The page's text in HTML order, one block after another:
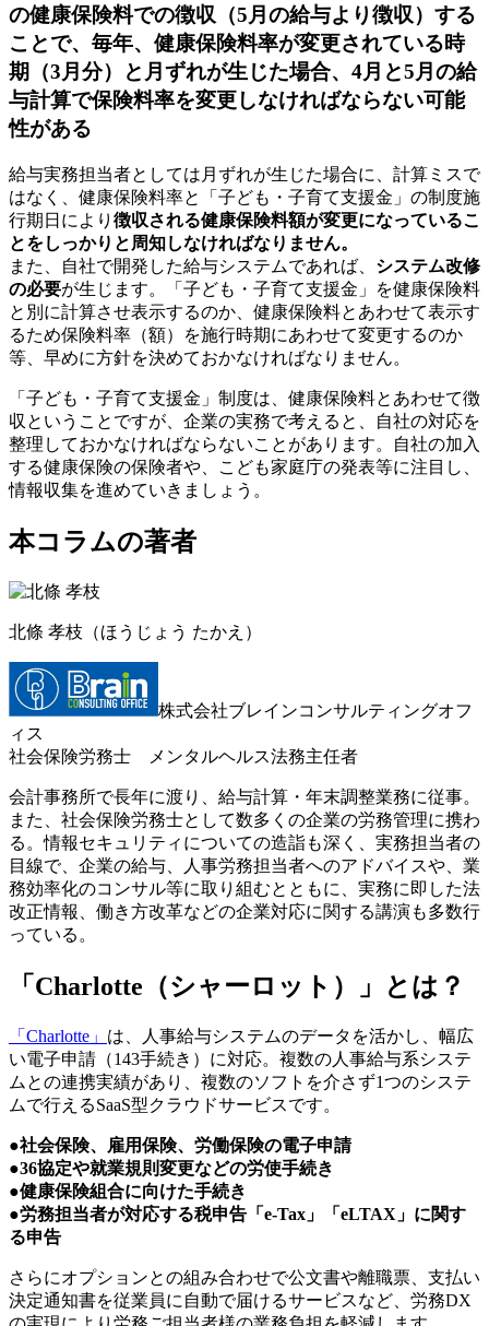
の健康保険料での徴収（5月の給与より徴収）する
ことで、毎年、健康保険料率が変更されている時
期（3月分）と月ずれが生じた場合、4月と5月の給
与計算で保険料率を変更しなければならない可能
性がある
給与実務担当者としては月ずれが生じた場合に、計算ミスで
はなく、健康保険料率と「子ども・子育て支援金」の制度施
行期日により 徴収される健康保険料額が変更になっているこ
とをしっかりと周知しなければなりません。
また、自社で開発した給与システムであれば、 システム改修
の必要が生じます。「子ども・子育て支援金」を健康保険料
と別に計算させ表示するのか、健康保険料とあわせて表示す
るため保険料率（額）を施行時期にあわせて変更するのか
等、早めに方針を決めておかなければなりません。
「子ども・子育て支援金」制度は、健康保険料とあわせて徴
収ということですが、企業の実務で考えると、自社の対応を
整理しておかなければならないことがあります。自社の加入
する健康保険の保険者や、こども家庭庁の発表等に注目し、
情報収集を進めていきましょう。
本コラムの著者
北條 孝枝 （ほうじょう たかえ）
株式会社ブレインコンサルティングオフ
ィス
社会保険労務士 メンタルヘルス法務主任者
会計事務所で長年に渡り、給与計算・年末調整業務に従事。
また、社会保険労務士として数多くの企業の労務管理に携わ
る。情報セキュリティについての造詣も深く、実務担当者の
目線で、企業の給与、人事労務担当者へのアドバイスや、業
務効率化のコンサル等に取り組むとともに、実務に即した法
改正情報、働き方改革などの企業対応に関する講演も多数行
っている。
「Charlotte （シャーロット） 」とは？
「Charlotte」 は、人事給与システムのデータを活かし、幅広
い電子申請（143手続き）に対応。複数の人事給与系システ
ムとの連携実績があり、複数のソフトを介さず1つのシステ
ムで行えるSaaS型クラウドサービスです。
●社会保険、雇用保険、労働保険の電子申請
●36協定や就業規則変更などの労使手続き
●健康保険組合に向けた手続き
●労務担当者が対応する税申告「e-Tax」「eLTAX」に関す
る申告
さらにオプションとの組み合わせで公文書や離職票、支払い
決定通知書を従業員に自動で届けるサービスなど、労務DX